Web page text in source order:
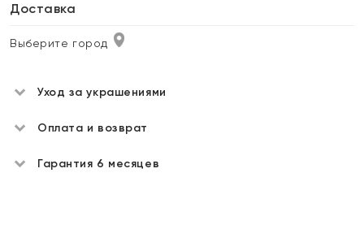
Доставка
Выберите город
Уход за украшениями
Оплата и возврат
Гарантия 6 месяцев